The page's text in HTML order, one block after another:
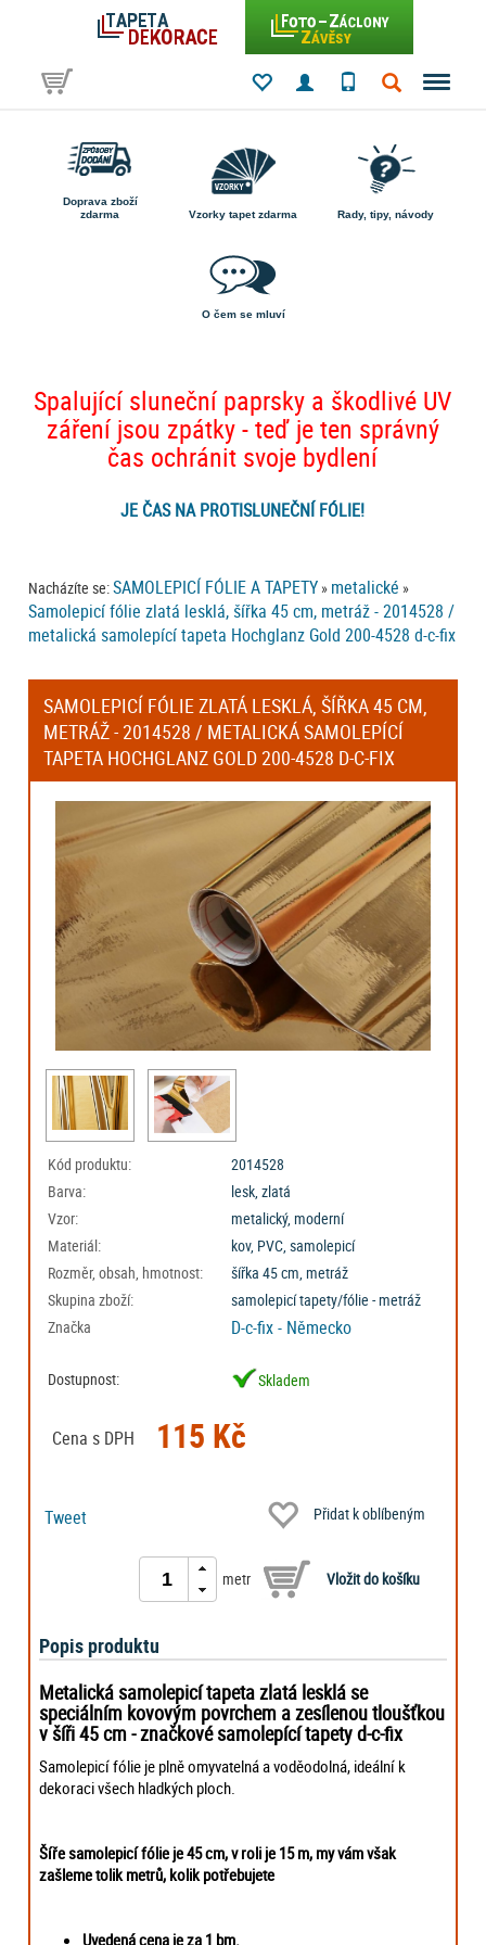
Doprava zboží
zdarma
Vzorky tapet zdarma Rady, tipy, návody
O čem se mluví
Spalující sluneční paprsky a škodlivé UV
záření jsou zpátky - teď je ten správný
čas ochránit svoje bydlení
JE ČAS NA PROTISLUNEČNÍ FÓLIE!
Nacházíte se:SAMOLEPICÍ FÓLIE A TAPETY » metalické »
Samolepicí fólie zlatá lesklá, šířka 45 cm, metráž - 2014528 /
metalická samolepící tapeta Hochglanz Gold 200-4528 d-c-fix
SAMOLEPICÍ FÓLIE ZLATÁ LESKLÁ, ŠÍŘKA 45 CM,
METRÁŽ - 2014528 / METALICKÁ SAMOLEPÍCÍ
TAPETA HOCHGLANZ GOLD 200-4528 D-C-FIX
Kód produktu:
2014528
Barva:
lesk, zlatá
Vzor:
metalický, moderní
Materiál:
kov, PVC, samolepicí
Rozměr, obsah, hmotnost:
šířka 45 cm, metráž
Skupina zboží:
samolepicí tapety/fólie - metráž
Značka
D-c-fix - Německo
Dostupnost: Skladem
Cena s DPH 115 Kč
Tweet Přidat k oblíbeným
metr
Popis produktu
Metalická samolepicí tapeta zlatá lesklá se
speciálním kovovým povrchem a zesílenou tloušťkou
v šíři 45 cm - značkové samolepící tapety d-c-fix
Samolepicí fólie je plně omyvatelná a voděodolná, ideální k
dekoraci všech hladkých ploch.
Šíře samolepicí fólie je 45 cm, v roli je 15 m, my vám však
zašleme tolik metrů, kolik potřebujete
Uvedená cena je za 1 bm.